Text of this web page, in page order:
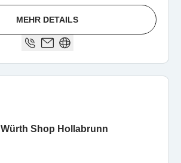
MEHR DETAILS
Würth Shop Hollabrunn